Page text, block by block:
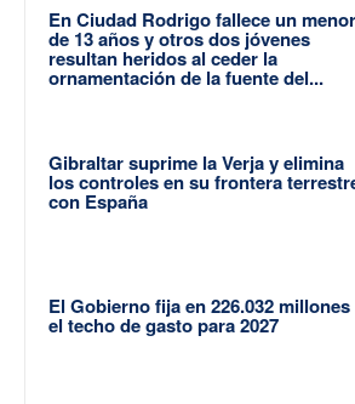
En Ciudad Rodrigo fallece un menor
de 13 años y otros dos jóvenes
resultan heridos al ceder la
ornamentación de la fuente del...
Gibraltar suprime la Verja y elimina
los controles en su frontera
con España
El Gobierno fija en 226.032 millones
el techo de gasto para 2027